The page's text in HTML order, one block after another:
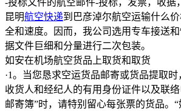
昆明航空快递到巴彦淖尔航空运输什么
全和速度。因而，我公司选用专车接送
据文件巨细和分量进行二次包装。
如安在机场航空货品上取货和取货
·1。当您恳求空运货品邮寄或货品提取时
收货人和经纪人的有用身份证件以及联
邮寄簿”时，请特别留心每张票的货品。“